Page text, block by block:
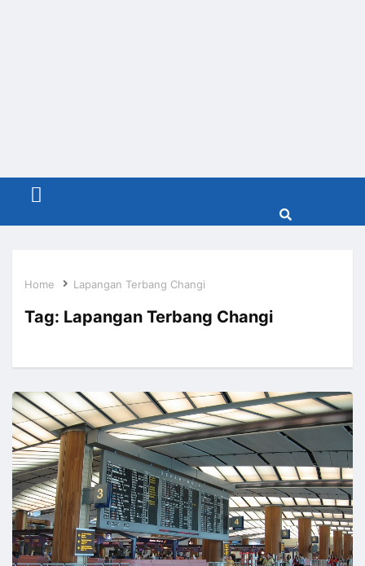
Menu
Home Lapangan Terbang Changi
Tag: Lapangan Terbang Changi